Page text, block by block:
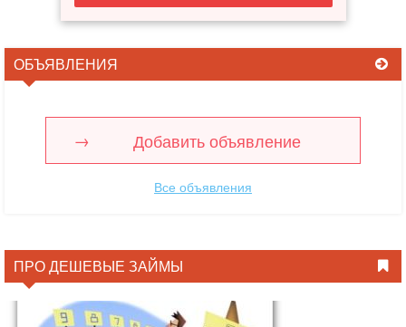
ОБЪЯВЛЕНИЯ
Добавить объявление
Все объявления
ПРО ДЕШЕВЫЕ ЗАЙМЫ